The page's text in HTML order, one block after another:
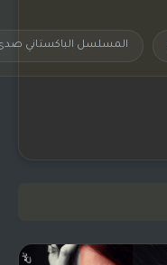
المسلسل الباكستاني